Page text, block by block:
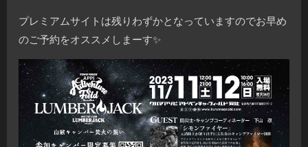
プレミアムサイトは残りわずかとなっていますのでお早め
のご予約をオススメしまーす✨